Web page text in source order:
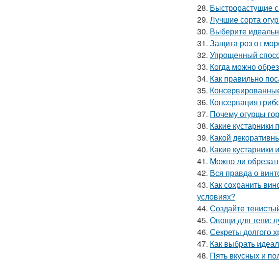
28. Быстрорастущие
29. Лучшие сорта
30. Выберите
31. Защита роз от
32. Упрощенный
33. Когда можно
34. Как правильно
35.
36. Консервация
37. Почему огурцы
38. Какие
39. Какой
40. Какие
41. Можно ли
42. Вся правда о
43. Как сохранить
условиях?
44. Создайте
45. Овощи для тени:
46. Секреты долгого
47. Как выбрать
48. Пять вкусных и